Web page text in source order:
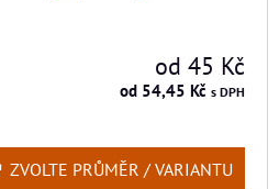
od 45 Kč
od 54,45 Kč s DPH
ZVOLTE PRŮMĚR / VARIANTU